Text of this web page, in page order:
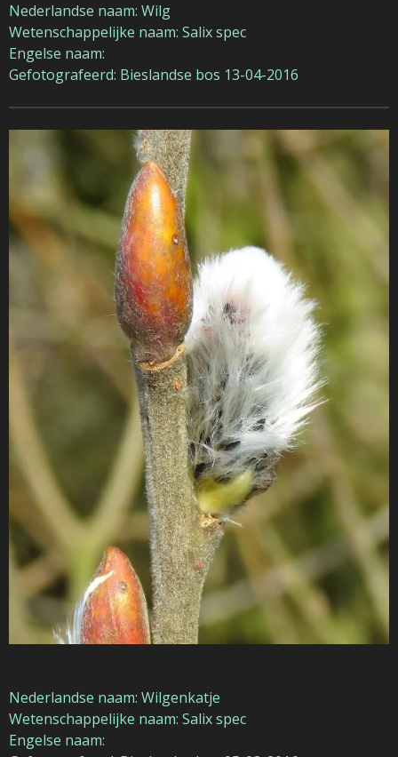
Nederlandse naam: Wilg
Wetenschappelijke naam: Salix spec
Engelse naam:
Gefotografeerd: Bieslandse bos 13-04-2016
Nederlandse naam: Wilgenkatje
Wetenschappelijke naam: Salix spec
Engelse naam: